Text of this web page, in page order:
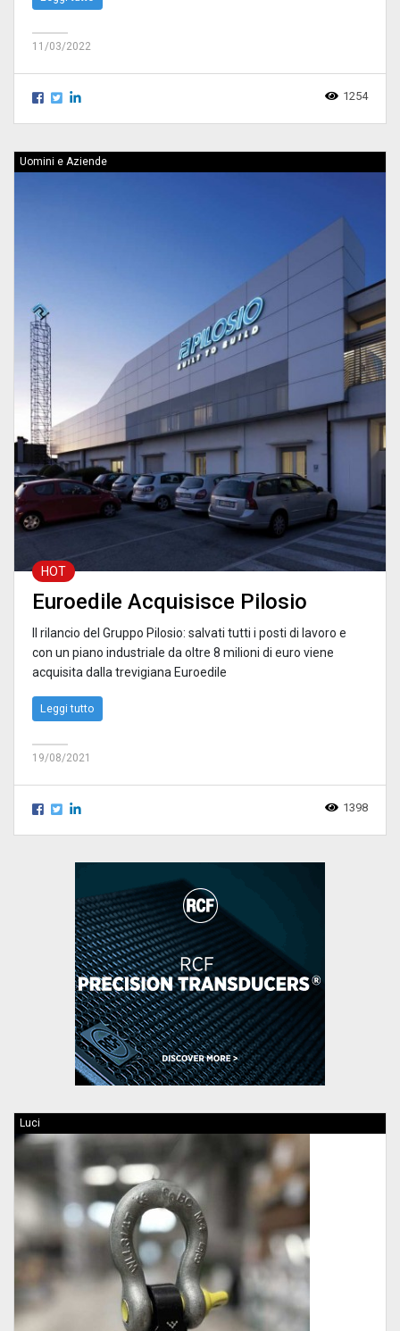
11/03/2022
1254
Uomini e Aziende
HOT
Euroedile Acquisisce Pilosio
Il rilancio del Gruppo Pilosio: salvati tutti i posti di lavoro e
con un piano industriale da oltre 8 milioni di euro viene
acquisita dalla trevigiana Euroedile
Leggi tutto
19/08/2021
1398
Luci